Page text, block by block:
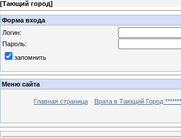
[Тающий город]
Форма входа
Логин:
Пароль:
запомнить
Меню сайта
Главная страница Врата в Тающий Город